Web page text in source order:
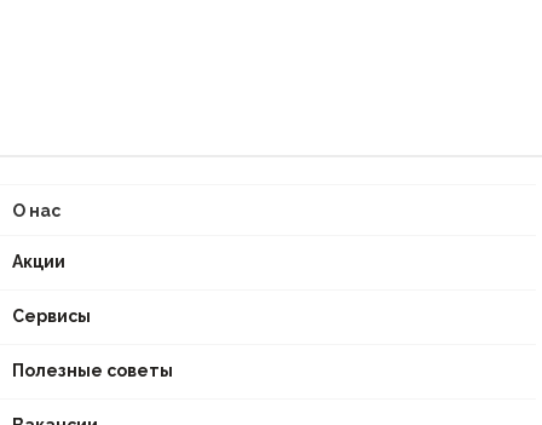
О нас
Акции
Сервисы
Полезные советы